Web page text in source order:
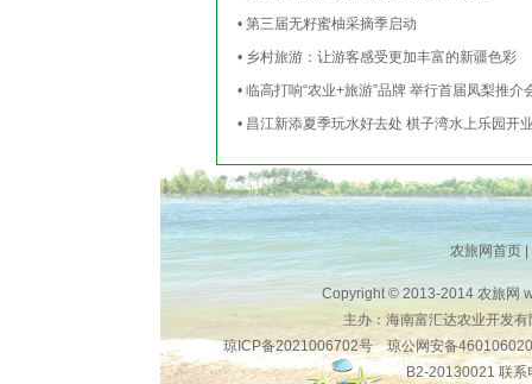
• 第三届无籽蜜柚采摘季启动
• 乡村旅游：让游客感受更加丰富的新疆色彩
• 临高打响“农业+旅游”品牌 举行首届凤梨推介
• 昌江新添夏季玩水好去处 棋子湾水上乐园开
农旅网首页|
Copyright © 2013-2014农旅网
主办：海南富汇达农业开发
琼ICP备2021006702号琼公网安备
B2-20130021 联